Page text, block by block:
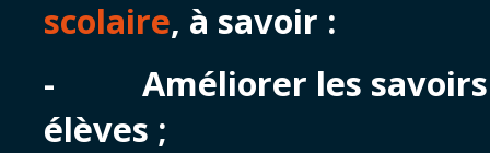
scolaire, à savoir :
- Améliorer les savoirs
élèves ;